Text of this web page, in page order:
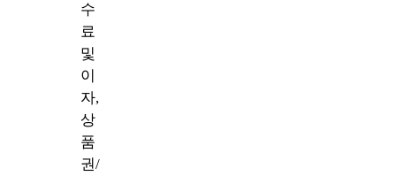
수
료
및
이
자,
상
품
권/